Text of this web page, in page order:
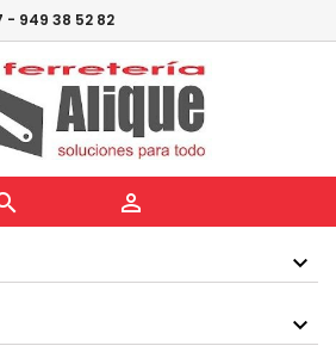
- 949 38 52 82
